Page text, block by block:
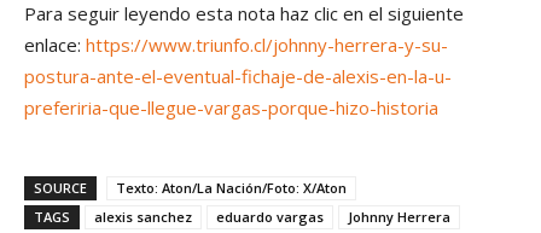
Para seguir leyendo esta nota haz clic en el siguiente
enlace: https://www.triunfo.cl/johnny-herrera-y-su-
postura-ante-el-eventual-fichaje-de-alexis-en-la-u-
preferiria-que-llegue-vargas-porque-hizo-historia
SOURCE
Texto: Aton/La Nación/Foto: X/Aton
TAGS
alexis sanchez eduardo vargas
Johnny Herrera